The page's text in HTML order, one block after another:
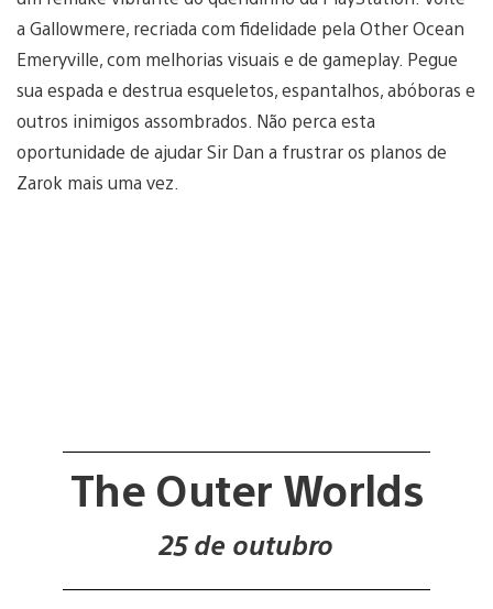
a Gallowmere, recriada com fidelidade pela Other Ocean
Emeryville, com melhorias visuais e de gameplay. Pegue
sua espada e destrua esqueletos, espantalhos, abóboras e
outros inimigos assombrados. Não perca esta
oportunidade de ajudar Sir Dan a frustrar os planos de
Zarok mais uma vez.
The Outer Worlds
25 de outubro